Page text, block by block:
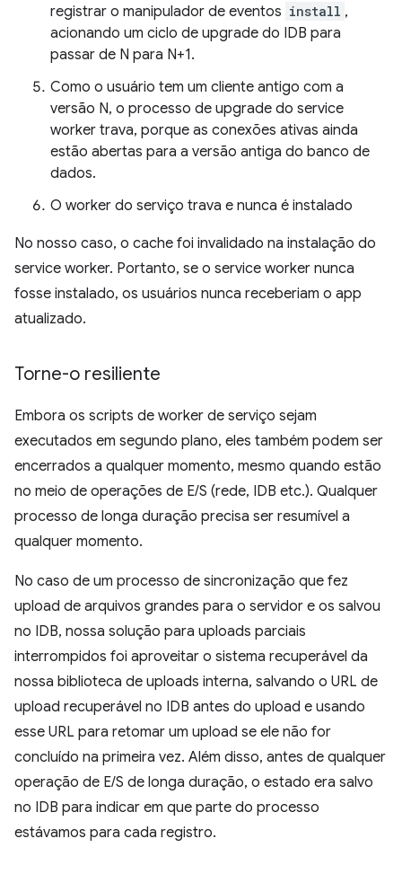
registrar o manipulador de eventos install ,
acionando um ciclo de upgrade do IDB para
passar de N para N+1.
Como o usuário tem um cliente antigo com a
versão N, o processo de upgrade do service
worker trava, porque as conexões ativas ainda
estão abertas para a versão antiga do banco de
dados.
O worker do serviço trava e nunca é instalado
No nosso caso, o cache foi invalidado na instalação do
service worker. Portanto, se o service worker nunca
fosse instalado, os usuários nunca receberiam o app
atualizado.
Torne-o resiliente
Embora os scripts de worker de serviço sejam
executados em segundo plano, eles também podem ser
encerrados a qualquer momento, mesmo quando estão
no meio de operações de E/S (rede, IDB etc.). Qualquer
processo de longa duração precisa ser resumível a
qualquer momento.
No caso de um processo de sincronização que fez
upload de arquivos grandes para o servidor e os salvou
no IDB, nossa solução para uploads parciais
interrompidos foi aproveitar o sistema recuperável da
nossa biblioteca de uploads interna, salvando o URL de
upload recuperável no IDB antes do upload e usando
esse URL para retomar um upload se ele não for
concluído na primeira vez. Além disso, antes de qualquer
operação de E/S de longa duração, o estado era salvo
no IDB para indicar em que parte do processo
estávamos para cada registro.